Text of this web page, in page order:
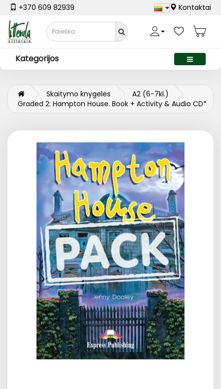
+370 609 82939 Kontaktai
Kategorijos
Skaitymo knygelės
A2 (6-7kl.)
Graded 2: Hampton House. Book + Activity & Audio CD*